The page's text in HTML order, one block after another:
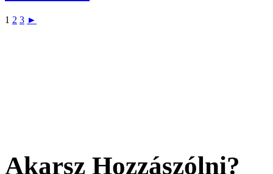
1 2 3 ►
Akarsz Hozzászólni?